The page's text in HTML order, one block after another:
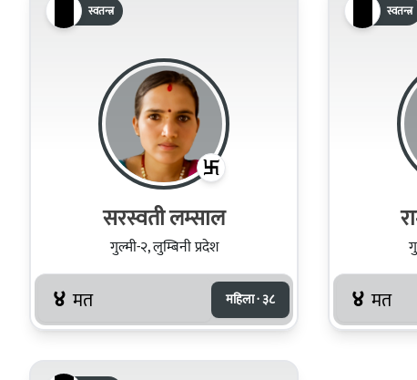
स्वतन्त्र
सरस्वती लम्साल
गुल्मी-२, लुम्बिनी प्रदेश
४ मत महिला · ३८
स्वतन्त्र
४ मत